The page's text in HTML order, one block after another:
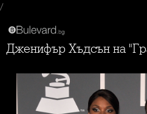
/
Дженифър Хъдсън на